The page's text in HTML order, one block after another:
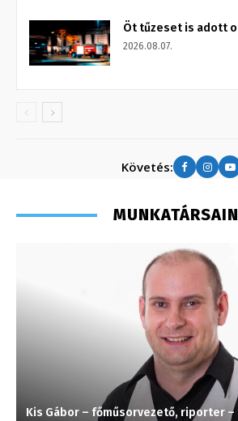
Öt tűzeset is adott
2026.08.07.
Követés:
Kis Gábor – főműsorvezető, riporter –